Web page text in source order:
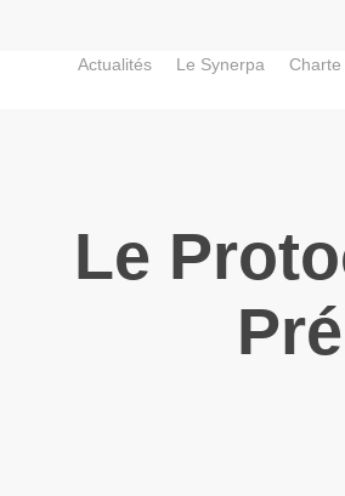
Actualités Le Synerpa Charte
Le